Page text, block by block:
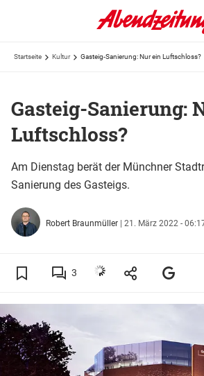
Startseite Kultur Gasteig-Sanierung: Nur ein Luftschloss?
Gasteig-Sanierung:
Luftschloss?
Am Dienstag berät der Münchner
Sanierung des Gasteigs.
Robert Braunmüller | 21. März 2022 -
3